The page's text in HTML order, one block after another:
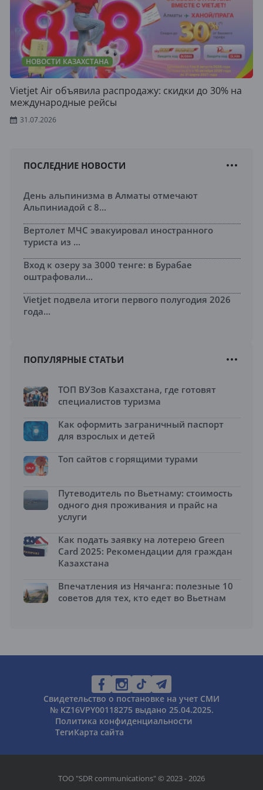
НОВОСТИ КАЗАХСТАНА
Vietjet Air объявила распродажу: скидки до 30% на
международные рейсы
31.07.2026
ПОСЛЕДНИЕ НОВОСТИ
День альпинизма в Алматы отмечают
Альпиниадой с 8...
Вертолет МЧС эвакуировал иностранного
туриста из ...
Вход к озеру за 3000 тенге: в Бурабае
оштрафовали...
Vietjet подвела итоги первого полугодия 2026
года...
ПОПУЛЯРНЫЕ СТАТЬИ
ТОП ВУЗов Казахстана, где готовят
специалистов туризма
Как оформить заграничный паспорт
для взрослых и детей
Топ сайтов с горящими турами
Путеводитель по Вьетнаму: стоимость
одного дня проживания и прайс на
услуги
Как подать заявку на лотерею Green
Card 2025: Рекомендации для граждан
Казахстана
Впечатления из Нячанга: полезные 10
советов для тех, кто едет во Вьетнам
Свидетельство о постановке на учет СМИ
№ KZ16VPY00118275 выдано 25.04.2025.
Политика конфиденциальности
ТегиКарта сайта
ТОО "SDR communications" © 2023 - 2026